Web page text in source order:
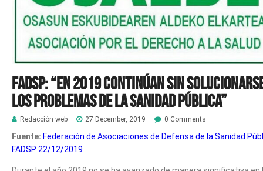
FADSP: “En 2019 continúan sin
los problemas de la Sanidad Pública”
Redacción web 27 December, 2019 0 Comments
Fuente: Federación de Asociaciones de Defensa de la Sanidad
FADSP 22/12/2019